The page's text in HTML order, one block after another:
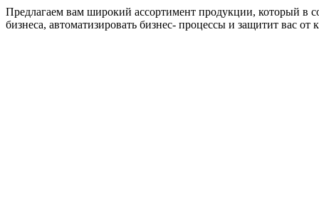
Предлагаем вам широкий ассортимент продукции, который в
бизнеса, автоматизировать бизнес- процессы и защитит вас от